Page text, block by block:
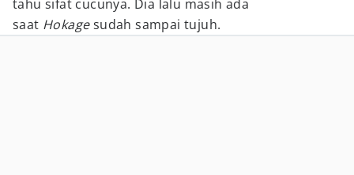
tahu sifat cucunya. Dia lalu masih ada
saat Hokagesudah sampai tujuh.